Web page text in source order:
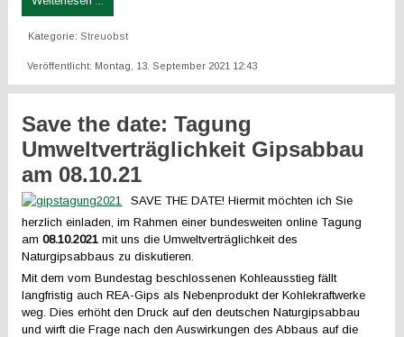
Kategorie:Streuobst
Veröffentlicht: Montag, 13. September 2021 12:43
Save the date: Tagung
Umweltverträglichkeit Gipsabbau
am 08.10.21
SAVE THE DATE! Hiermit möchten ich Sie
herzlich einladen, im Rahmen einer bundesweiten onlineTagung
am08.10.2021mit uns die Umweltverträglichkeit des
Naturgipsabbaus zu diskutieren.
Mit dem vom Bundestag beschlossenen Kohleausstieg fällt
langfristig auch REA-Gips als Nebenprodukt der Kohlekraftwerke
weg. Dies erhöht den Druck auf den deutschen Naturgipsabbau
und wirft die Frage nach den Auswirkungen des Abbaus auf die